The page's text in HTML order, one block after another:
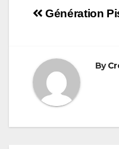
l’article
Génération
By